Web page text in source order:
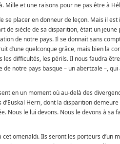
Mille et une raisons pour ne pas être à
se placer en donneur de leçon. Mais il
de siècle de sa disparition, était un
de notre pays. Il se donnait sans
d’une quelconque grâce, mais bien la
difficultés, les périls. Il nous faudra
notre pays basque – un abertzale –,
en un moment où au-delà des
Herri, dont la disparition
Nous le lui devons. Nous le devons à sa
omenaldi. Ils seront les porteurs d’un